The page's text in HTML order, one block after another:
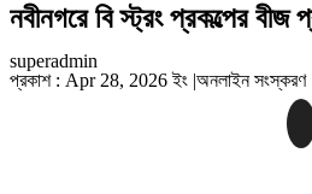
নবীনগরে বি স্ট্রং প্রকল্পের বীজ
superadmin
প্রকাশ : Apr 28, 2026 ইং |অনলাইন সংস্করণ